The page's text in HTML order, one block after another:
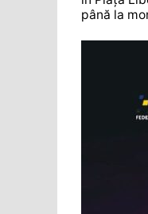
până la